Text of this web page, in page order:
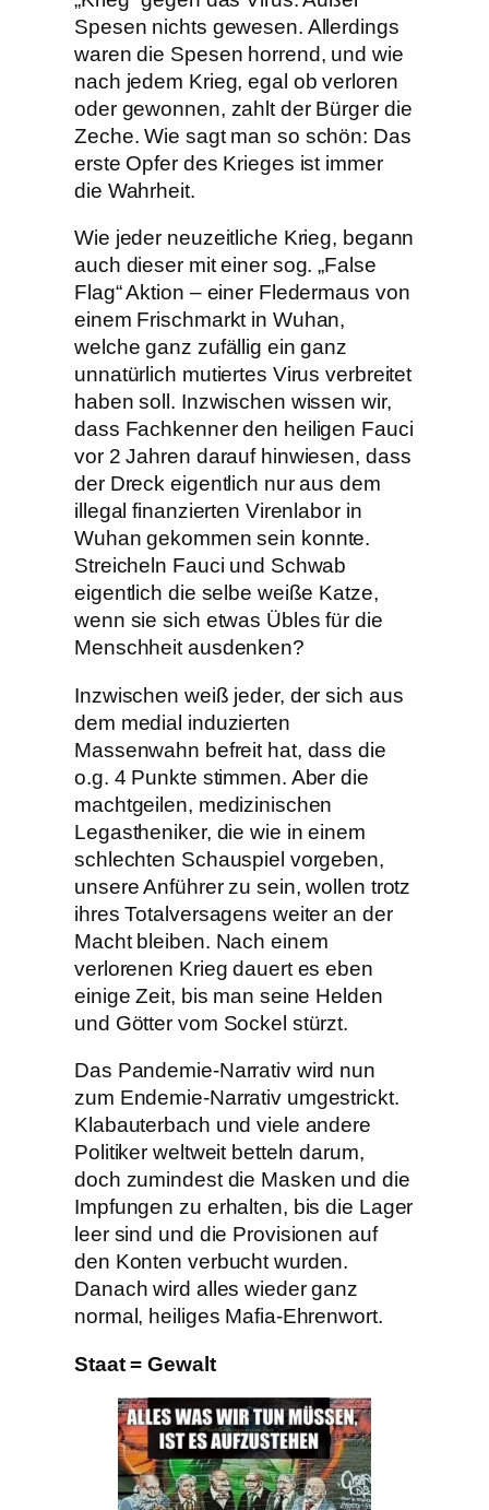
Spesen nichts gewesen. Allerdings
waren die Spesen horrend, und wie
nach jedem Krieg, egal ob verloren
oder gewonnen, zahlt der Bürger die
Zeche. Wie sagt man so schön: Das
erste Opfer des Krieges ist immer
die Wahrheit.
Wie jeder neuzeitliche Krieg, begann
auch dieser mit einer sog. „False
Flag“ Aktion – einer Fledermaus von
einem Frischmarkt in Wuhan,
welche ganz zufällig ein ganz
unnatürlich mutiertes Virus verbreitet
haben soll. Inzwischen wissen wir,
dass Fachkenner den heiligen Fauci
vor 2 Jahren darauf hinwiesen, dass
der Dreck eigentlich nur aus dem
illegal finanzierten Virenlabor in
Wuhan gekommen sein konnte.
Streicheln Fauci und Schwab
eigentlich die selbe weiße Katze,
wenn sie sich etwas Übles für die
Menschheit ausdenken?
Inzwischen weiß jeder, der sich aus
dem medial induzierten
Massenwahn befreit hat, dass die
o.g. 4 Punkte stimmen. Aber die
machtgeilen, medizinischen
Legastheniker, die wie in einem
schlechten Schauspiel vorgeben,
unsere Anführer zu sein, wollen trotz
ihres Totalversagens weiter an der
Macht bleiben. Nach einem
verlorenen Krieg dauert es eben
einige Zeit, bis man seine Helden
und Götter vom Sockel stürzt.
Das Pandemie-Narrativ wird nun
zum Endemie-Narrativ umgestrickt.
Klabauterbach und viele andere
Politiker weltweit betteln darum,
doch zumindest die Masken und die
Impfungen zu erhalten, bis die Lager
leer sind und die Provisionen auf
den Konten verbucht wurden.
Danach wird alles wieder ganz
normal, heiliges Mafia-Ehrenwort.
Staat = Gewalt